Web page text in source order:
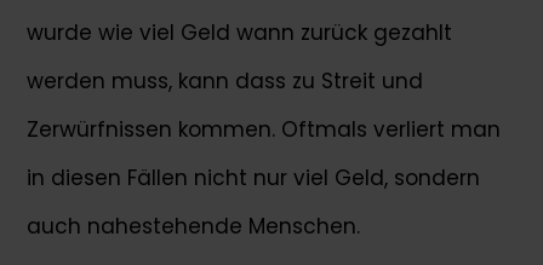
wurde wie viel Geld wann zurück gezahlt
werden muss, kann dass zu Streit und
Zerwürfnissen kommen. Oftmals verliert man
in diesen Fällen nicht nur viel Geld, sondern
auch nahestehende Menschen.